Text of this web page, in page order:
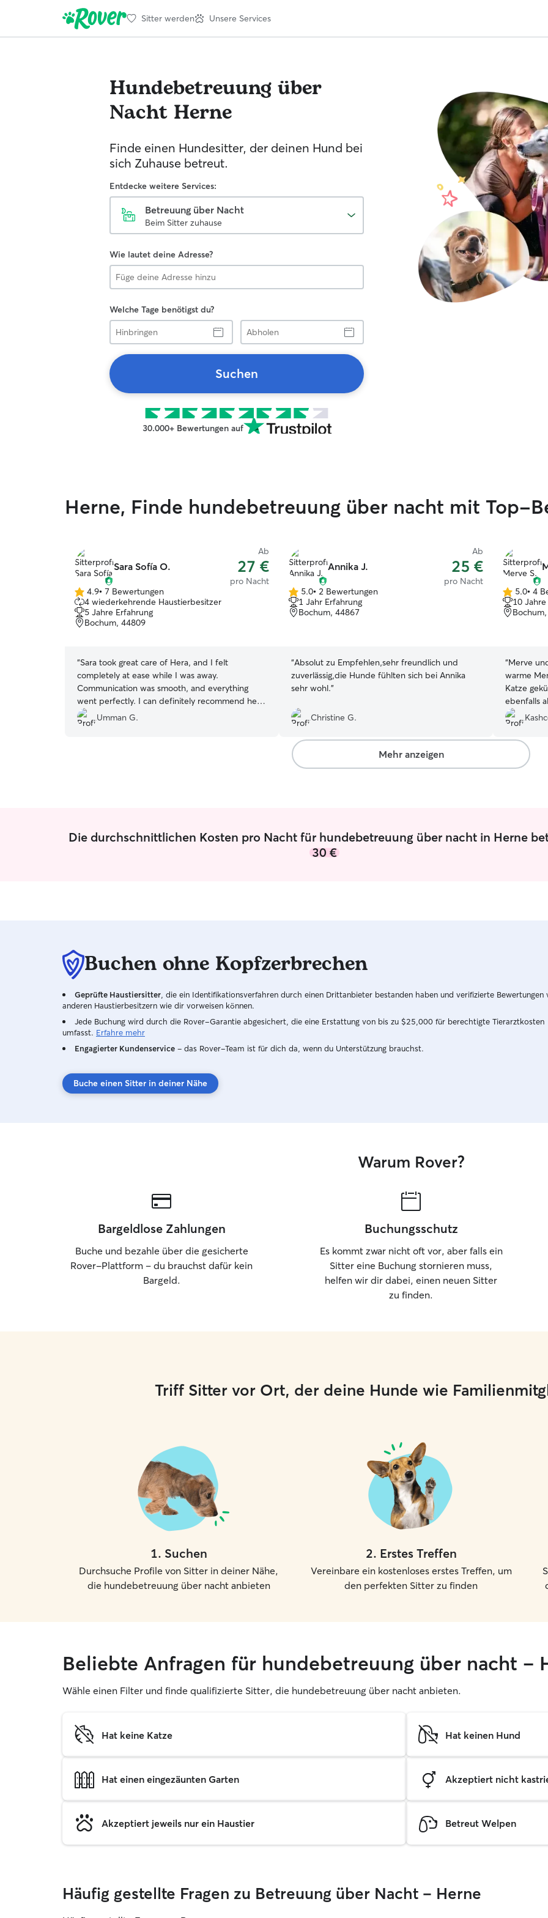
Sitter werden Unsere Services
Hundebetreuung über
Nacht Herne
Finde einen Hundesitter, der deinen Hund bei
sich Zuhause betreut.
Entdecke weitere Services:
Betreuung über Nacht
Beim Sitter zuhause
Wie lautet deine Adresse?
Welche Tage benötigst du?
Hinbringen
Abholen
Suchen
30.000+ Bewertungen auf
Herne, Finde hundebetreuung über nacht mit Top-
Sara Sofía O.
Ab
27 €
pro Nacht
4.9
von
5
Sternen
4.9• 7 Bewertungen
4 wiederkehrende Haustierbesitzer
5 Jahre Erfahrung
Bochum, 44809
“Sara took great care of Hera, and I felt
completely at ease while I was away.
Communication was smooth, and everything
went perfectly. I can definitely recommend her
😊” Umman G.
Annika J.
Ab
25 €
pro Nacht
5.0
von
5
5.0• 2 Bewertungen
1 Jahr Erfahrung
Bochum, 44867
“Absolut zu Empfehlen,sehr freundlich und
zuverlässig,die Hunde fühlten sich bei Annika
sehr wohl.”
Christine G.
5.0
von
5
5.0• 4
10
“Merve
warme
Katze
ebenfalls
Insgesamt
sehr
Mehr anzeigen
Die durchschnittlichen Kosten pro Nacht für hundebetreuung über nacht in Herne
30 €
Buchen ohne Kopfzerbrechen
Geprüfte Haustiersitter , die ein Identifikationsverfahren durch einen Drittanbieter bestanden haben und verifizierte Bewertungen
anderen Haustierbesitzern wie dir vorweisen können.
Jede Buchung wird durch die Rover-Garantie abgesichert, die eine Erstattung von bis zu $25,000 für berechtigte Tierarztkosten
umfasst. Erfahre mehr
Engagierter Kundenservice – das Rover-Team ist für dich da, wenn du Unterstützung brauchst.
Buche einen Sitter in deiner Nähe
Warum Rover?
Bargeldlose Zahlungen
Buche und bezahle über die gesicherte
Rover-Plattform – du brauchst dafür kein
Bargeld.
Buchungsschutz
Es kommt zwar nicht oft vor, aber falls ein
Sitter eine Buchung stornieren muss,
helfen wir dir dabei, einen neuen Sitter
zu finden.
Triff Sitter vor Ort, der deine Hunde wie
1. Suchen
Durchsuche Profile von Sitter in deiner Nähe,
die hundebetreuung über nacht anbieten
2. Erstes Treffen
Vereinbare ein kostenloses erstes Treffen, um
den perfekten Sitter zu finden
Beliebte Anfragen für hundebetreuung über nacht –
Wähle einen Filter und finde qualifizierte Sitter, die hundebetreuung über nacht anbieten.
Hat keine Katze Hat keinen Hund
Hat einen eingezäunten Garten Akzeptiert nicht
Akzeptiert jeweils nur ein Haustier Betreut Welpen
Häufig gestellte Fragen zu Betreuung über Nacht – Herne